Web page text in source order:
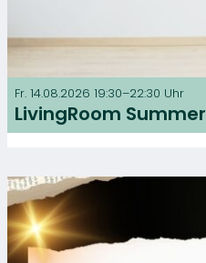
Fr. 14.08.2026 19:30–22:30 Uhr
LivingRoom Summer